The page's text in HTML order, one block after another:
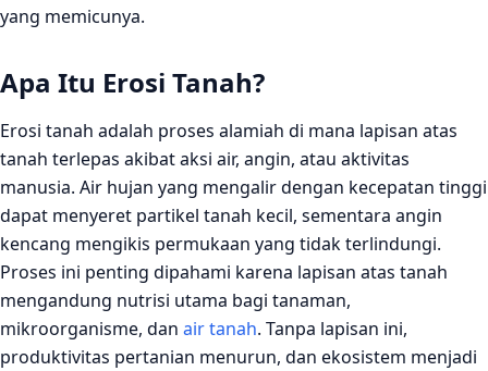
yang memicunya.
Apa Itu Erosi Tanah?
Erosi tanah adalah proses alamiah di mana lapisan atas
tanah terlepas akibat aksi air, angin, atau aktivitas
manusia. Air hujan yang mengalir dengan kecepatan tinggi
dapat menyeret partikel tanah kecil, sementara angin
kencang mengikis permukaan yang tidak terlindungi.
Proses ini penting dipahami karena lapisan atas tanah
mengandung nutrisi utama bagi tanaman,
mikroorganisme, dan air tanah. Tanpa lapisan ini,
produktivitas pertanian menurun, dan ekosistem menjadi